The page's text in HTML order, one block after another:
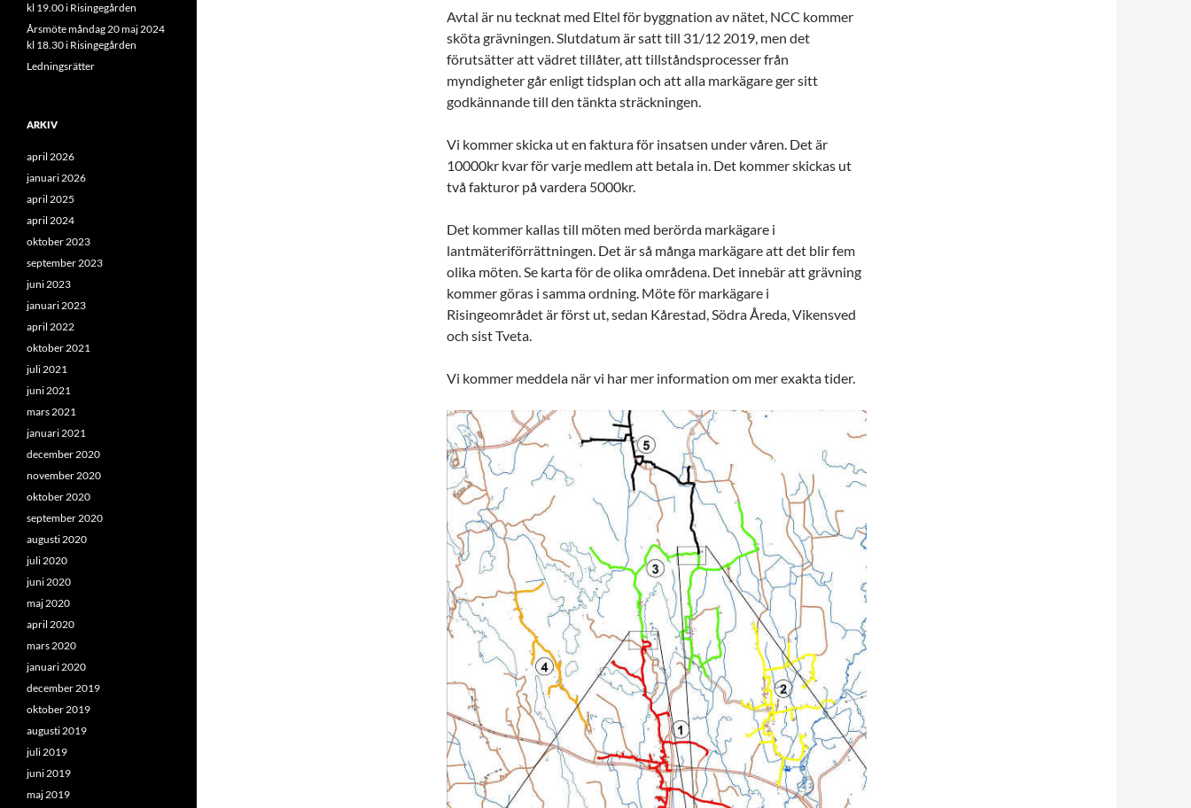
Avtal är nu tecknat med Eltel för byggnation av nätet, NCC kommer
sköta grävningen. Slutdatum är satt till 31/12 2019, men det
förutsätter att vädret tillåter, att tillståndsprocesser från
myndigheter går enligt tidsplan och att alla markägare ger sitt
godkännande till den tänkta sträckningen.
Vi kommer skicka ut en faktura för insatsen under våren. Det är
10000kr kvar för varje medlem att betala in. Det kommer skickas ut
två fakturor på vardera 5000kr.
Det kommer kallas till möten med berörda markägare i
lantmäteriförrättningen. Det är så många markägare att det blir fem
olika möten. Se karta för de olika områdena. Det innebär att grävning
kommer göras i samma ordning. Möte för markägare i
Risingeområdet är först ut, sedan Kårestad, Södra Åreda, Vikensved
och sist Tveta.
Vi kommer meddela när vi har mer information om mer exakta tider.
kl 19.00 i Risingegården
Årsmöte måndag 20 maj 2024
kl 18.30 i Risingegården
Ledningsrätter
ARKIV
april 2026
januari 2026
april 2025
april 2024
oktober 2023
september 2023
juni 2023
januari 2023
april 2022
oktober 2021
juli 2021
juni 2021
mars 2021
januari 2021
december 2020
november 2020
oktober 2020
september 2020
augusti 2020
juli 2020
juni 2020
maj 2020
april 2020
mars 2020
januari 2020
december 2019
oktober 2019
augusti 2019
juli 2019
juni 2019
maj 2019